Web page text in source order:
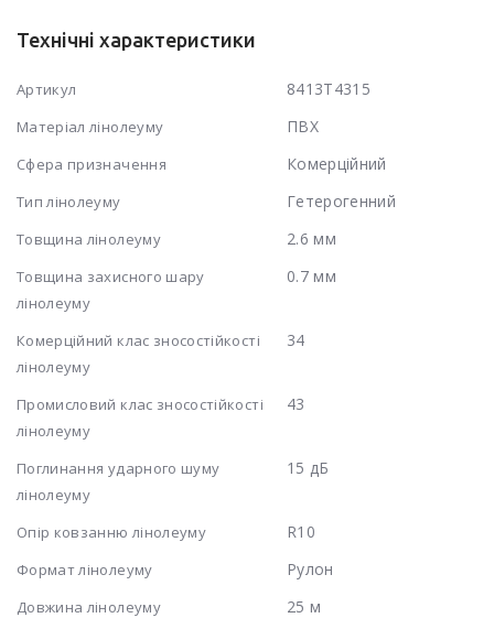
Технічні характеристики
Артикул 8413T4315
Матеріал лінолеуму ПВХ
Сфера призначення Комерційний
Тип лінолеуму Гетерогенний
Товщина лінолеуму 2.6 мм
Товщина захисного шару
лінолеуму
0.7 мм
Комерційний клас зносостійкості
лінолеуму
34
Промисловий клас зносостійкості
лінолеуму
43
Поглинання ударного шуму
лінолеуму
15 дБ
Опір ковзанню лінолеуму R10
Формат лінолеуму Рулон
Довжина лінолеуму 25 м